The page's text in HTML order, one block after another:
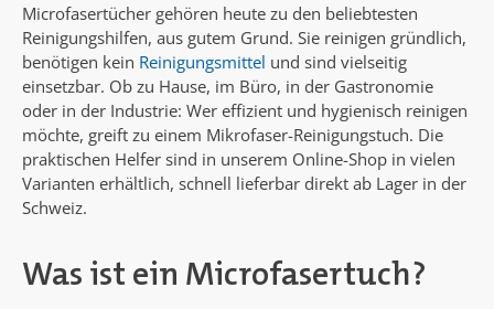
Microfasertücher gehören heute zu den beliebtesten
Reinigungshilfen, aus gutem Grund. Sie reinigen gründlich,
benötigen kein Reinigungsmittel und sind vielseitig
einsetzbar. Ob zu Hause, im Büro, in der Gastronomie
oder in der Industrie: Wer effizient und hygienisch reinigen
möchte, greift zu einem Mikrofaser-Reinigungstuch. Die
praktischen Helfer sind in unserem Online-Shop in vielen
Varianten erhältlich, schnell lieferbar direkt ab Lager in der
Schweiz.
Was ist ein Microfasertuch?